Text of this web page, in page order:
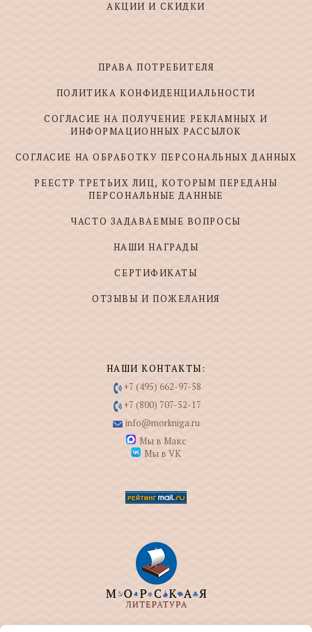
АКЦИИ И СКИДКИ
ПРАВА ПОТРЕБИТЕЛЯ
ПОЛИТИКА КОНФИДЕНЦИАЛЬНОСТИ
СОГЛАСИЕ НА ПОЛУЧЕНИЕ РЕКЛАМНЫХ И
ИНФОРМАЦИОННЫХ РАССЫЛОК
СОГЛАСИЕ НА ОБРАБОТКУ ПЕРСОНАЛЬНЫХ ДАННЫХ
РЕЕСТР ТРЕТЬИХ ЛИЦ, КОТОРЫМ ПЕРЕДАНЫ
ПЕРСОНАЛЬНЫЕ ДАННЫЕ
ЧАСТО ЗАДАВАЕМЫЕ ВОПРОСЫ
НАШИ НАГРАДЫ
СЕРТИФИКАТЫ
ОТЗЫВЫ И ПОЖЕЛАНИЯ
НАШИ КОНТАКТЫ:
+7 (495) 662-97-58
+7 (800) 707-52-17
info@morkniga.ru
Мы в Макс
Мы в VK